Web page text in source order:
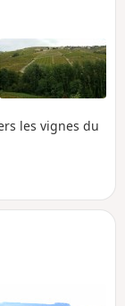
les vignes du